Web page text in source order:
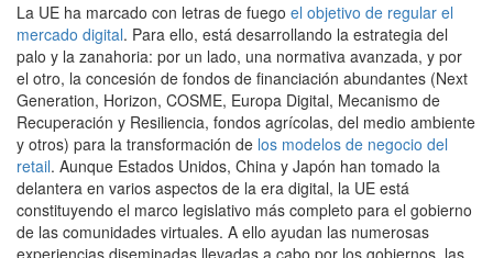
La UE ha marcado con letras de fuego el objetivo de regular el
mercado digital. Para ello, está desarrollando la estrategia del
palo y la zanahoria: por un lado, una normativa avanzada, y por
el otro, la concesión de fondos de financiación abundantes (Next
Generation, Horizon, COSME, Europa Digital, Mecanismo de
Recuperación y Resiliencia, fondos agrícolas, del medio ambiente
y otros) para la transformación de los modelos de negocio del
retail. Aunque Estados Unidos, China y Japón han tomado la
delantera en varios aspectos de la era digital, la UE está
constituyendo el marco legislativo más completo para el gobierno
de las comunidades virtuales. A ello ayudan las numerosas